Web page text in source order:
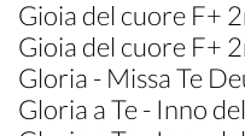
Gioia del cuore F+
Gioia del cuore F+
Gloria - Missa Te
Gloria a Te - Inno